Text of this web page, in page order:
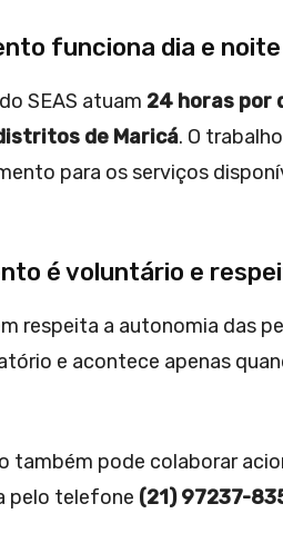
funciona dia e noite
SEAS atuam 24 horas por
de Maricá. O
para os serviços
é voluntário e
respeita a autonomia das
e acontece apenas
também pode colaborar
pelo telefone (21) 97237-